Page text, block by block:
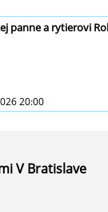
panne a rytierovi
20:00
V Bratislave